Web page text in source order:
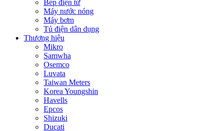
Bếp điện từ
Máy nước nóng
Máy bơm
Tủ điện dân dụng
Thương hiệu
Mikro
Samwha
Osemco
Luvata
Taiwan Meters
Korea Youngshin
Havells
Epcos
Shizuki
Ducati